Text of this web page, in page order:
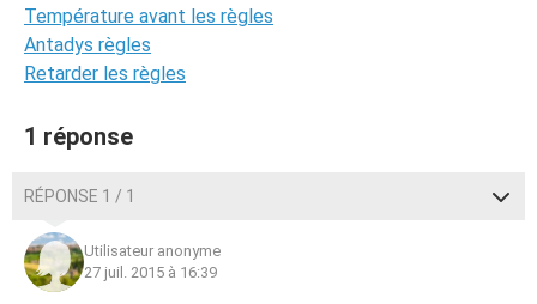
Température avant les règles
Antadys règles
Retarder les règles
1 réponse
RÉPONSE 1 / 1
Utilisateur anonyme
27 juil. 2015 à 16:39